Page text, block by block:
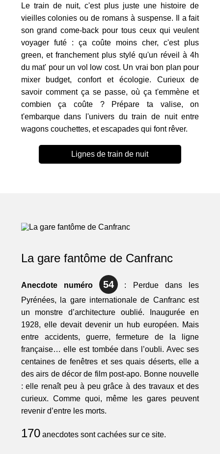
Le train de nuit, c'est plus juste une histoire de
vieilles colonies ou de romans à suspense. Il a fait
son grand come-back pour tous ceux qui veulent
voyager futé : ça coûte moins cher, c'est plus
green, et franchement plus stylé qu'un réveil à 4h
du mat' pour un vol low cost. Un vrai bon plan pour
mixer budget, confort et écologie. Curieux de
savoir comment ça se passe, où ça t'emmène et
combien ça coûte ? Prépare ta valise, on
t'embarque dans l'univers du train de nuit entre
wagons couchettes, et escapades qui font rêver.
Lignes de train de nuit
La gare fantôme de Canfranc
Anecdote numéro 54
: Perdue dans les
Pyrénées, la gare internationale de Canfranc est
un monstre d’architecture oublié. Inaugurée en
1928, elle devait devenir un hub européen. Mais
entre accidents, guerre, fermeture de la ligne
française… elle est tombée dans l’oubli. Avec ses
centaines de fenêtres et ses quais déserts, elle a
des airs de décor de film post-apo. Bonne nouvelle
: elle renaît peu à peu grâce à des travaux et des
curieux. Comme quoi, même les gares peuvent
revenir d’entre les morts.
170anecdotes sont cachées sur ce site.